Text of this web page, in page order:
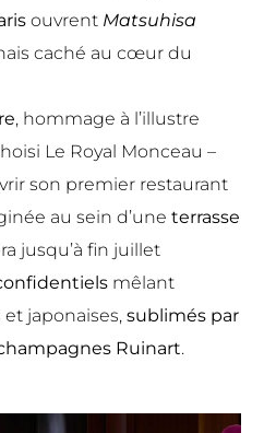
ouvrent Matsuhisa
caché au cœur du
, hommage à l’illustre
Le Royal Monceau –
son premier restaurant
au sein d’uneterrasse
jusqu’à fin juillet
mêlant
et japonaises,sublimés par
Ruinart.